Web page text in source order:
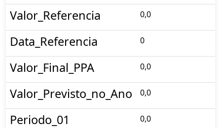
Valor_Referencia 0,0
Data_Referencia 0
Valor_Final_PPA 0,0
Valor_Previsto_no_Ano 0,0
Periodo_01 0,0